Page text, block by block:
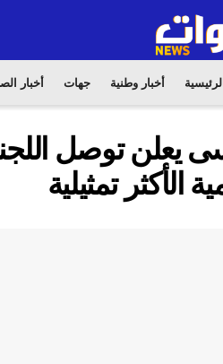
الرئيسية أخبار وطنية جهات أخبار
يعلن توصل
الأكثر تمثيلية